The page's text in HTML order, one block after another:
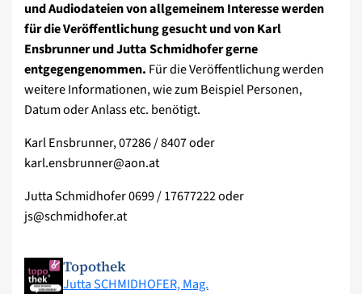
und Audiodateien von allgemeinem Interesse werden
für die Veröffentlichung gesucht und von Karl
Ensbrunner und Jutta Schmidhofer gerne
entgegengenommen. Für die Veröffentlichung werden
weitere Informationen, wie zum Beispiel Personen,
Datum oder Anlass etc. benötigt.
Karl Ensbrunner, 07286 / 8407 oder
karl.ensbrunner@aon.at
Jutta Schmidhofer 0699 / 17677222 oder
js@schmidhofer.at
Topothek
Jutta SCHMIDHOFER, Mag.